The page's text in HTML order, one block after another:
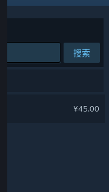
搜索
¥45.00